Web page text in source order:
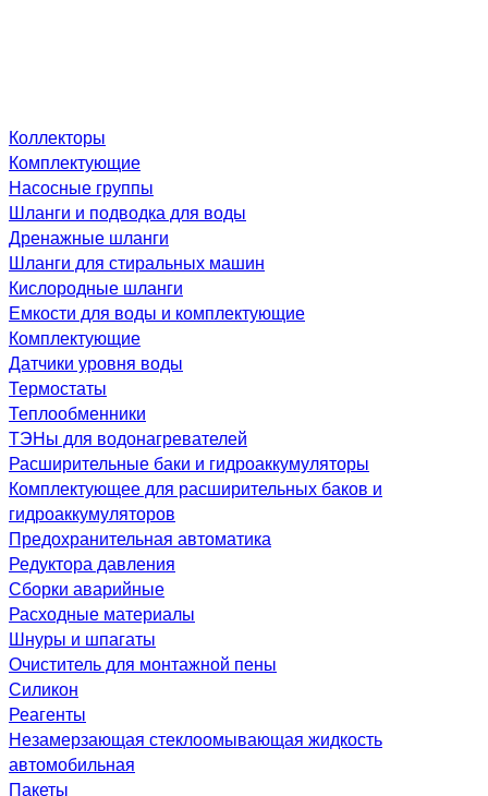
Коллекторы
Комплектующие
Насосные группы
Шланги и подводка для воды
Дренажные шланги
Шланги для стиральных машин
Кислородные шланги
Емкости для воды и комплектующие
Комплектующие
Датчики уровня воды
Термостаты
Теплообменники
ТЭНы для водонагревателей
Расширительные баки и гидроаккумуляторы
Комплектующее для расширительных баков и
гидроаккумуляторов
Предохранительная автоматика
Редуктора давления
Сборки аварийные
Расходные материалы
Шнуры и шпагаты
Очиститель для монтажной пены
Силикон
Реагенты
Незамерзающая стеклоомывающая жидкость
автомобильная
Пакеты